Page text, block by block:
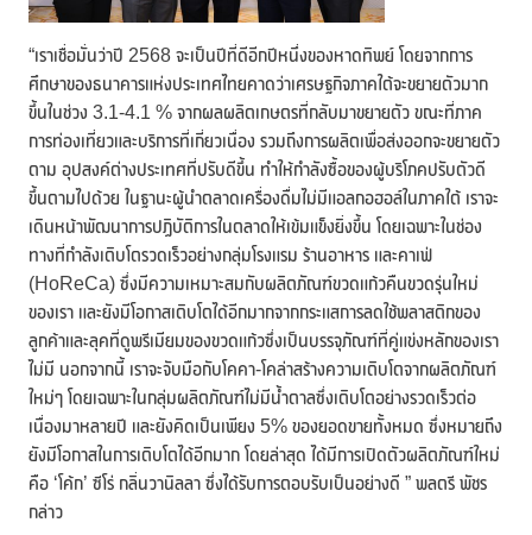
“เราเชื่อมั่นว่าปี 2568 จะเป็นปีที่ดีอีกปีหนึ่งของหาดทิพย์ โดยจากการ
ศึกษาของธนาคารแห่งประเทศไทยคาดว่าเศรษฐกิจภาคใต้จะขยายตัวมาก
ขึ้นในช่วง 3.1-4.1 % จากผลผลิตเกษตรที่กลับมาขยายตัว ขณะที่ภาค
การท่องเที่ยวและบริการที่เกี่ยวเนื่อง รวมถึงการผลิตเพื่อส่งออกจะขยายตัว
ตาม อุปสงค์ต่างประเทศที่ปรับดีขึ้น ทำให้กำลังซื้อของผู้บริโภคปรับตัวดี
ขึ้นตามไปด้วย ในฐานะผู้นำตลาดเครื่องดื่มไม่มีแอลกอฮอล์ในภาคใต้ เราจะ
เดินหน้าพัฒนาการปฏิบัติการในตลาดให้เข้มแข็งยิ่งขึ้น โดยเฉพาะในช่อง
ทางที่กำลังเติบโตรวดเร็วอย่างกลุ่มโรงแรม ร้านอาหาร และคาเฟ่
(HoReCa) ซึ่งมีความเหมาะสมกับผลิตภัณฑ์ขวดแก้วคืนขวดรุ่นใหม่
ของเรา และยังมีโอกาสเติบโตได้อีกมากจากกระแสการลดใช้พลาสติกของ
ลูกค้าและลุคที่ดูพรีเมียมของขวดแก้วซึ่งเป็นบรรจุภัณฑ์ที่คู่แข่งหลักของเรา
ไม่มี นอกจากนี้ เราจะจับมือกับโคคา-โคล่าสร้างความเติบโตจากผลิตภัณฑ์
ใหม่ๆ โดยเฉพาะในกลุ่มผลิตภัณฑ์ไม่มีน้ำตาลซึ่งเติบโตอย่างรวดเร็วต่อ
เนื่องมาหลายปี และยังคิดเป็นเพียง 5% ของยอดขายทั้งหมด ซึ่งหมายถึง
ยังมีโอกาสในการเติบโตได้อีกมาก โดยล่าสุด ได้มีการเปิดตัวผลิตภัณฑ์ใหม่
คือ ‘โค้ก’ ซีโร่ กลิ่นวานิลลา ซึ่งได้รับการตอบรับเป็นอย่างดี ” พลตรี พัชร
กล่าว